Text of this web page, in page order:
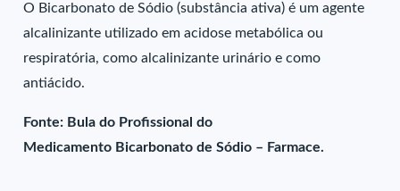
O Bicarbonato de Sódio (substância ativa) é um agente
alcalinizante utilizado em acidose metabólica ou
respiratória, como alcalinizante urinário e como
antiácido.
Fonte: Bula do Profissional do
Medicamento Bicarbonato de Sódio – Farmace.